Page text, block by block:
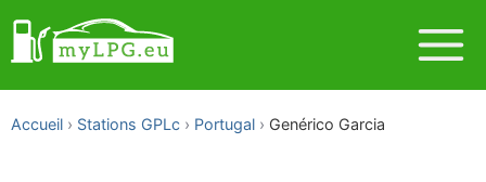
Accueil Stations GPLc Portugal Genérico Garcia